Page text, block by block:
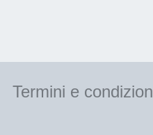
Termini e